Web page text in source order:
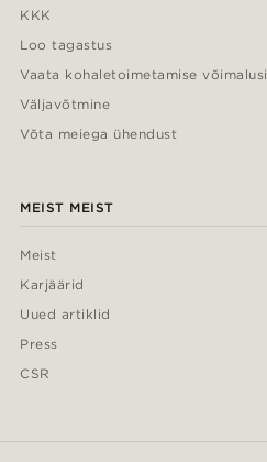
KKK
Loo tagastus
Vaata kohaletoimetamise võimalusi
Väljavõtmine
Võta meiega ühendust
MEIST MEIST
Meist
Karjäärid
Uued artiklid
Press
CSR